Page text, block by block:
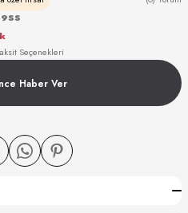
Seçenekleri
Haber Ver